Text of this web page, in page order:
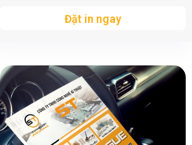
Đặt in ngay